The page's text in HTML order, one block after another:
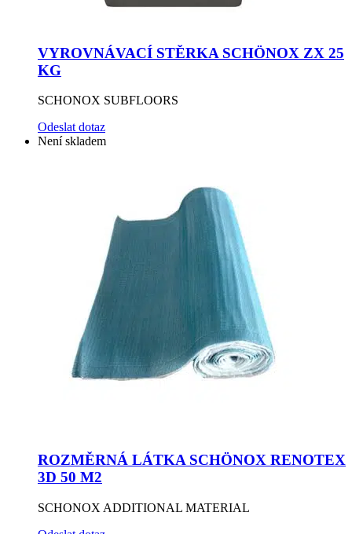
VYROVNÁVACÍ STĚRKA SCHÖNOX ZX 25
KG
SCHONOX SUBFLOORS
Odeslat dotaz
Není skladem
ROZMĚRNÁ LÁTKA SCHÖNOX RENOTEX
3D 50 M2
SCHONOX ADDITIONAL MATERIAL